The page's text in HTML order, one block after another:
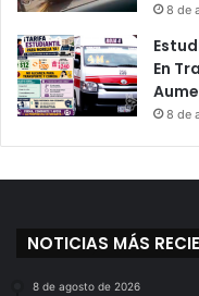
8 de
En
8 de
NOTICIAS MÁS
8 de agosto de 2026